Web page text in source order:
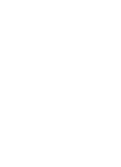
Isabel